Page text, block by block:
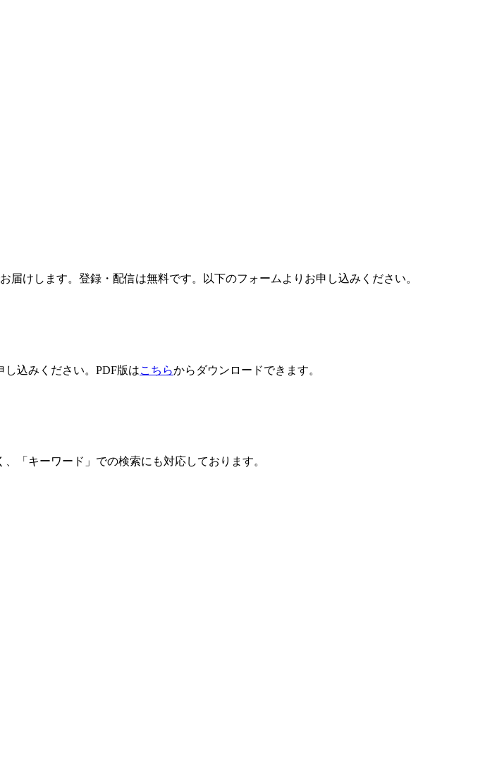
けします。登録・配信は無料です。以下のフォームよりお申し込みください。
込みください。PDF版はこちらからダウンロードできます。
「キーワード」での検索にも対応しております。